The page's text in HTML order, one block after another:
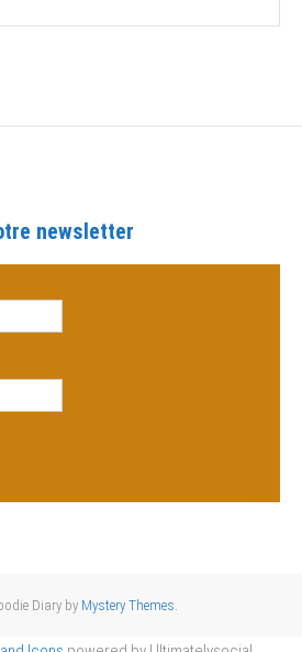
newsletter
Diary by Mystery Themes.